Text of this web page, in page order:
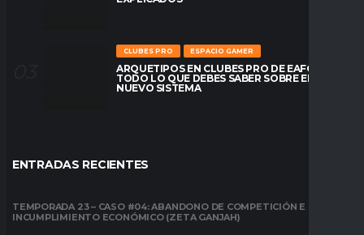
CLUBES PRO ESPACIO GAMER
ARQUETIPOS EN CLUBES PRO DE EAFC26:
TODO LO QUE DEBES SABER SOBRE EL
NUEVO SISTEMA
ENTRADAS RECIENTES
TEMPORADA 23 – CASO #04: ABANDONO DE COMPETICIÓN E
INCUMPLIMIENTO ECONÓMICO (ZETA GANJAH)